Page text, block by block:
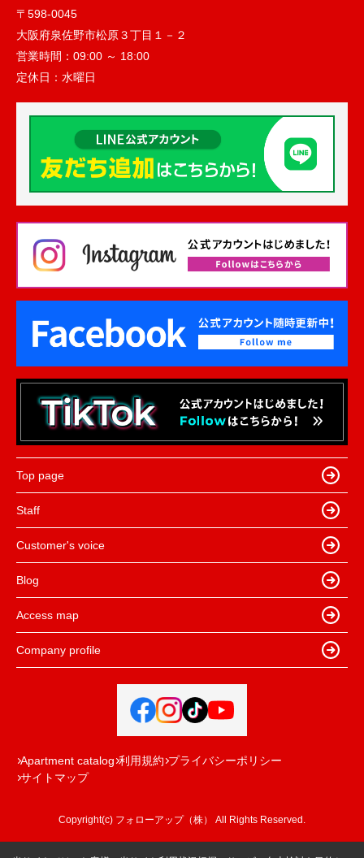
〒598-0045
大阪府泉佐野市松原３丁目１－２
営業時間： 09:00 ～ 18:00
定休日： 水曜日
Top page
Staff
Customer's voice
Blog
Access map
Company profile
Apartment catalog 利用規約 プライバシーポリシー
サイトマップ
Copyright(c) フォローアップ（株） All Rights Reserved.